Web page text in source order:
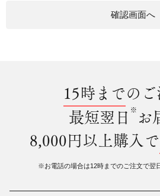
15時までの
最短翌日 ※ お
8,000円以上購入で
※お電話の場合は12時までのご注文で翌